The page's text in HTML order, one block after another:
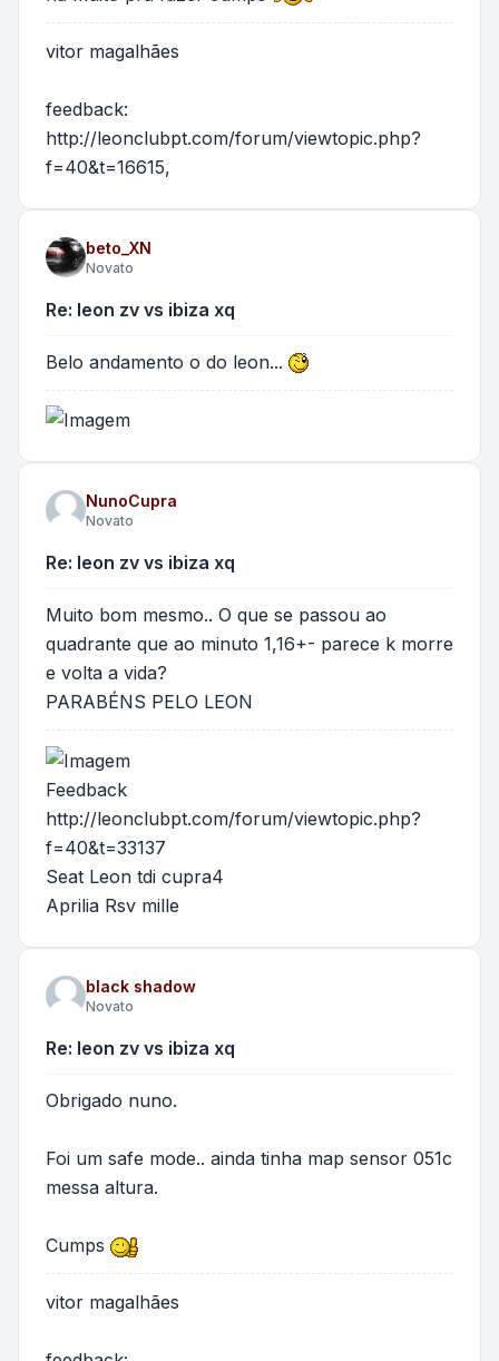
vitor magalhães
feedback:
http://leonclubpt.com/forum/viewtopic.php?
f=40&t=16615,
beto_XN
Novato
Re: leon zv vs ibiza xq
Belo andamento o do leon...
NunoCupra
Novato
Re: leon zv vs ibiza xq
Muito bom mesmo.. O que se passou ao
quadrante que ao minuto 1,16+- parece k morre
e volta a vida?
PARABÉNS PELO LEON
Feedback
http://leonclubpt.com/forum/viewtopic.php?
f=40&t=33137
Seat Leon tdi cupra4
Aprilia Rsv mille
black shadow
Novato
Re: leon zv vs ibiza xq
Obrigado nuno.
Foi um safe mode.. ainda tinha map sensor 051c
messa altura.
Cumps
vitor magalhães